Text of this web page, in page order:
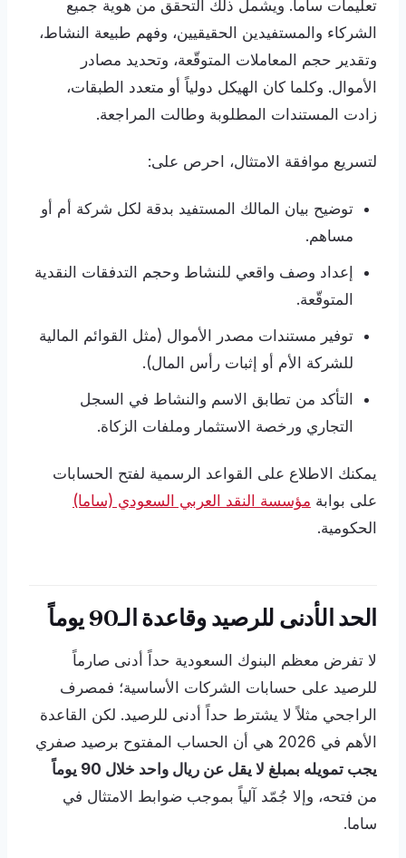
تعليمات ساما. ويشمل ذلك التحقق من هوية جميع
الشركاء والمستفيدين الحقيقيين، وفهم طبيعة النشاط،
وتقدير حجم المعاملات المتوقّعة، وتحديد مصادر
الأموال. وكلما كان الهيكل دولياً أو متعدد الطبقات،
زادت المستندات المطلوبة وطالت المراجعة.
لتسريع موافقة الامتثال، احرص على:
توضيح بيان المالك المستفيد بدقة لكل شركة أم أو
مساهم.
إعداد وصف واقعي للنشاط وحجم التدفقات النقدية
المتوقّعة.
توفير مستندات مصدر الأموال (مثل القوائم المالية
للشركة الأم أو إثبات رأس المال).
التأكد من تطابق الاسم والنشاط في السجل
التجاري ورخصة الاستثمار وملفات الزكاة.
يمكنك الاطلاع على القواعد الرسمية لفتح الحسابات
على بوابة مؤسسة النقد العربي السعودي (ساما)
الحكومية.
الحد الأدنى للرصيد وقاعدة الـ90 يوماً
لا تفرض معظم البنوك السعودية حداً أدنى صارماً
للرصيد على حسابات الشركات الأساسية؛ فمصرف
الراجحي مثلاً لا يشترط حداً أدنى للرصيد. لكن القاعدة
الأهم في 2026 هي أن الحساب المفتوح برصيد صفري
يجب تمويله بمبلغ لا يقل عن ريال واحد خلال 90 يوماً
من فتحه، وإلا جُمّد آلياً بموجب ضوابط الامتثال في
ساما.